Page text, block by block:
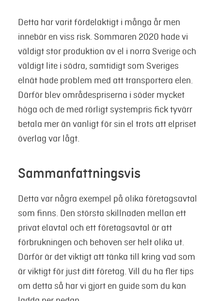
Detta har varit fördelaktigt i många år men
innebär en viss risk. Sommaren 2020 hade vi
väldigt stor produktion av el i norra Sverige och
väldigt lite i södra, samtidigt som Sveriges
elnät hade problem med att transportera elen.
Därför blev områdespriserna i söder mycket
höga och de med rörligt systempris fick tyvärr
betala mer än vanligt för sin el trots att elpriset
överlag var lågt.
Sammanfattningsvis
Detta var några exempel på olika företagsavtal
som finns. Den största skillnaden mellan ett
privat elavtal och ett företagsavtal är att
förbrukningen och behoven ser helt olika ut.
Därför är det viktigt att tänka till kring vad som
är viktigt för just ditt företag. Vill du ha fler tips
om detta så har vi gjort en guide som du kan